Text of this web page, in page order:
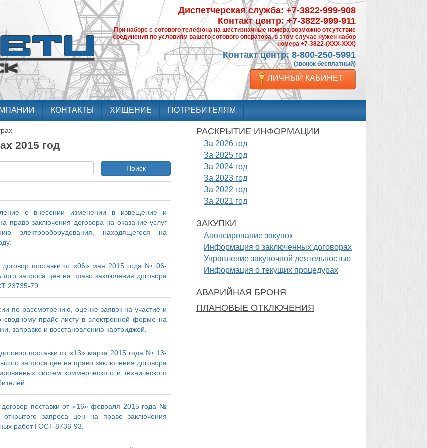
Диспетчерская служба: +7-3822-999-908
Контакт центр: +7-3822-999-911
При наборе с сотового телефона на шестизначные номера возможно отсутствие
соединения по условиям вашего сотового оператора, в этом случае нужен набор
номера +7-3822-(XXX-XXX)
Контакт центр: 8-800-250-5991
(звонок бесплатный)
ЛИЧНЫЙ КАБИНЕТ
КОНТАКТЫ ХИЩЕНИЕ ПОТРЕБИТЕЛЯМ
2015 год
Поиск
о внесении изменении в извещение и
право заключения договора на оказание услуг
электрооборудования, находящегося на
поставки от «06» мая 2015 года № 06-
запроса цен на право заключения договора
23735-79.
по рассмотрению, оценке заявок на участие и
прайс-листу в электронной форме на
заправке и восстановлению картриджей.
поставки от «13» марта 2015 года № 13-
запроса цен на право заключения договора
систем коммерческого и технического
поставки от «16» февраля 2015 года №
запроса цен на право заключения
работ ГОСТ 8736-93.
РАСКРЫТИЕ ИНФОРМАЦИИ
За 2026 год
За 2025 год
За 2024 год
За 2023 год
За 2022 год
За 2021 год
ЗАКУПКИ
Анонсирование закупок
Информация о заключенных договорах
Управление закупочной деятельностью
Информация о текущих процедурах
АВАРИЙНАЯ БРОНЯ
ПЛАНОВЫЕ ОТКЛЮЧЕНИЯ